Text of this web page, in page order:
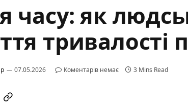
часу: як
тривалості
07.05.2026 Коментарів немає 3 Mins Read